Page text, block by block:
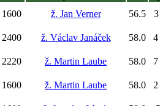
1600 ž. Jan Verner 56.5
2400 ž. Václav Janáček 58.0 4
2220 ž. Martin Laube 58.0
1600 ž. Martin Laube 58.0